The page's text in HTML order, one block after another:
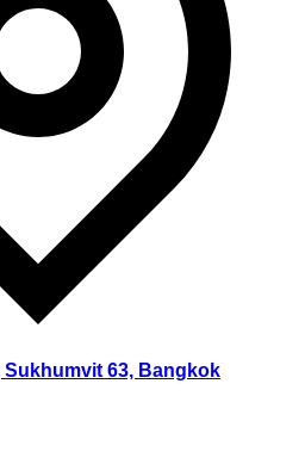
Sukhumvit 63, Bangkok